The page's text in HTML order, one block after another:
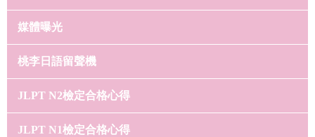
媒體曝光
桃李日語留聲機
JLPT N2檢定合格心得
JLPT N1檢定合格心得